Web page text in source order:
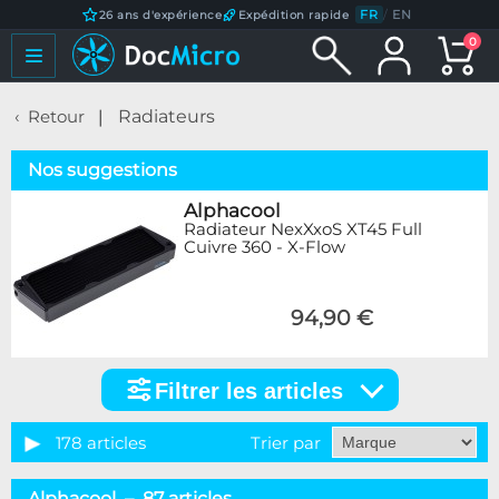
26 ans d'expérience Expédition rapide FR / EN
0
Retour Radiateurs
Nos suggestions
Alphacool
Radiateur NexXxoS XT45 Full
Cuivre 360 - X-Flow
94,90 €
articles
Catégorie
Filtrer les articles
178 articles Trier par